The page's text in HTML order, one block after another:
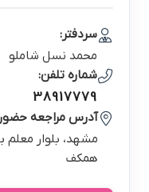
سردفتر:
محمد نسل شاملو
شماره تلفن:
38917779
آدرس مراجعه
همکف